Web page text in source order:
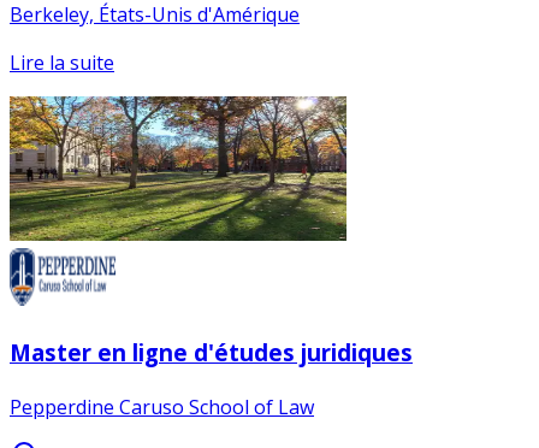
Berkeley, États-Unis d'Amérique
Lire la suite
Master en ligne d'études juridiques
Pepperdine Caruso School of Law